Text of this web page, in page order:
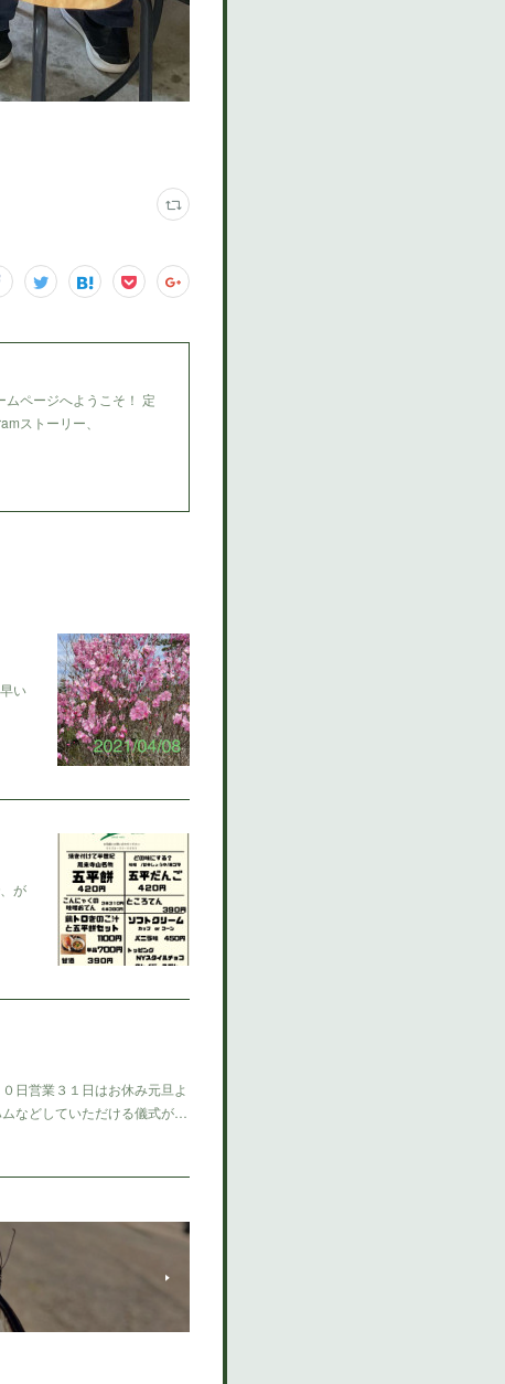
ページへようこそ！ 定
ストーリー、
い
が
日営業３１日はお休み元旦よ
などしていただける儀式が…